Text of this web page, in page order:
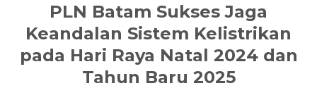
PLN Batam Sukses Jaga
Keandalan Sistem Kelistrikan
pada Hari Raya Natal 2024 dan
Tahun Baru 2025